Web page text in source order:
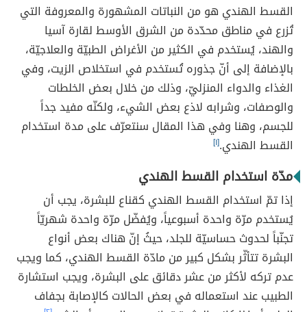
القسط الهندي هو من النباتات المشهورة والمعروفة التي
تُزرع في مناطق محدّدة من الشرق الأوسط لقارة آسيا
والهند، يُستخدم في الكثير من الأغراض الطبيّة والعلاجيّة،
بالإضافة إلى أنّ جذوره تُستخدم في استخلاص الزيت، وفي
الغذاء والدواء المنزليّ، وذلك من خلال بعض الخلطات
والوصفات، وشرابه لاذع بعض الشيء، ولكنّه مفيد جداً
للجسم، وهنا وفي هذا المقال سنتعرّف على مدة استخدام
القسط الهندي.[١]
مدّة استخدام القسط الهندي
إذا تمّ استخدام القسط الهندي كقناع للبشرة، يجب أن
يُستخدم مرّة واحدة أسبوعياً، ويُفضّل مرّة واحدة شهريّاً
تجنّباً لحدوث حساسيّة للجلد، حيثُ إنّ هناك بعض أنواع
البشرة تتأثّر بشكل كبير من مادّة القسط الهندي، كما ويجب
عدم تركه لأكثر من عشر دقائق على البشرة، ويجب استشارة
الطبيب عند استعماله في بعض الحالات كالإصابة بجفاف